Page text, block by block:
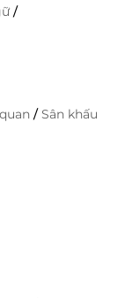
/
/Sân khấu